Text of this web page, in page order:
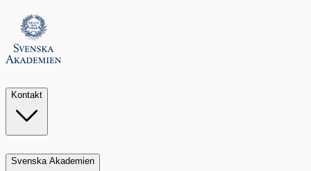
Kontakt
Svenska Akademien